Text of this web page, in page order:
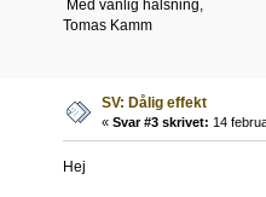
Med vänlig hälsning,
Tomas Kamm
SV: Dålig effekt
« Svar #3 skrivet: 14
Hej